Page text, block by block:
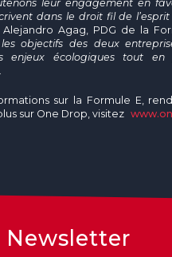
leur engagement en
dans le droit fil de
Agag, PDG de la
objectifs des deux
enjeux écologiques tout en
sur la Formule E,
sur One Drop, visitez
Newsletter